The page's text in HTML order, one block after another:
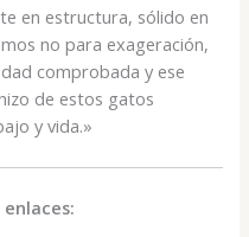
en estructura, sólido en
no para exageración,
comprobada y ese
de estos gatos
y vida.»